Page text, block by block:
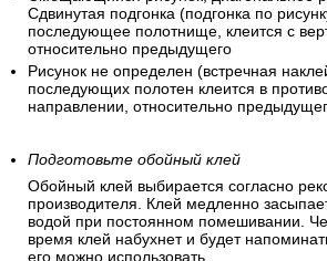
Сдвинутая подгонка (подгонка по
последующее полотнище, клеится с
относительно предыдущего
Рисунок не определен (встречная
последующих полотен клеится в
направлении, относительно
Подготовьте обойный клей
Обойный клей выбирается согласно
производителя. Клей медленно
водой при постоянном помешивании.
время клей набухнет и будет
его можно использовать.